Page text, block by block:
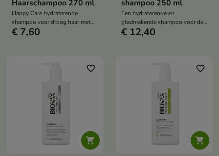
Haarschampoo 270 ml
Happy Care hydraterende
shampoo voor droog haar met
D-panthenol, sorbitol en
€ 7,60
shampoo 250 ml
Een hydraterende en
gladmakende shampoo voor de
dagelijkse reiniging van haar en
elasticiteit en natuurlijke glans
€ 12,40

favorite_border

favorite_border